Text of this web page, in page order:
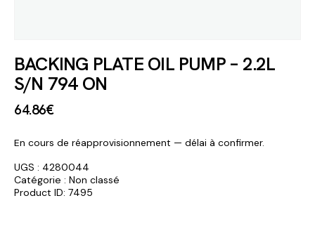
BACKING PLATE OIL PUMP – 2.2L
S/N 794 ON
64.86€
En cours de réapprovisionnement — délai à confirmer.
UGS : 4280044
Catégorie : Non classé
Product ID: 7495